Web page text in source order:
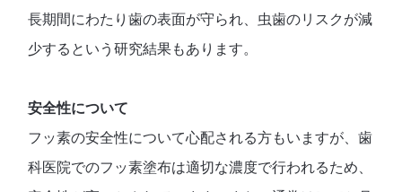
長期間にわたり歯の表面が守られ、虫歯のリスクが減
少するという研究結果もあります。
安全性について
フッ素の安全性について心配される方もいますが、歯
科医院でのフッ素塗布は適切な濃度で行われるため、